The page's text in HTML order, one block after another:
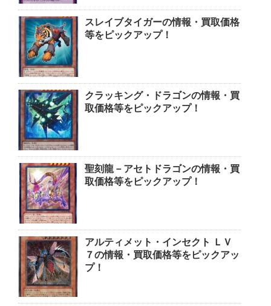
スレイブタイガーの情報・買取価格
等をピックアップ！
クラッキング・ドラゴンの情報・買
取価格等をピックアップ！
聖刻龍－アセトドラゴンの情報・買
取価格等をピックアップ！
アルティメット・インセクト ＬＶ
７の情報・買取価格等をピックアッ
プ！